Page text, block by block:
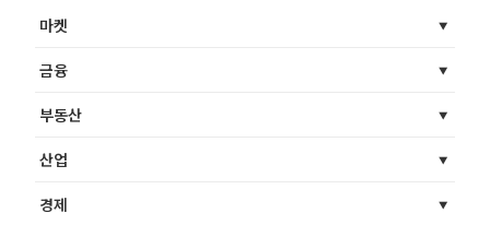
마켓
금융
부동산
산업
경제